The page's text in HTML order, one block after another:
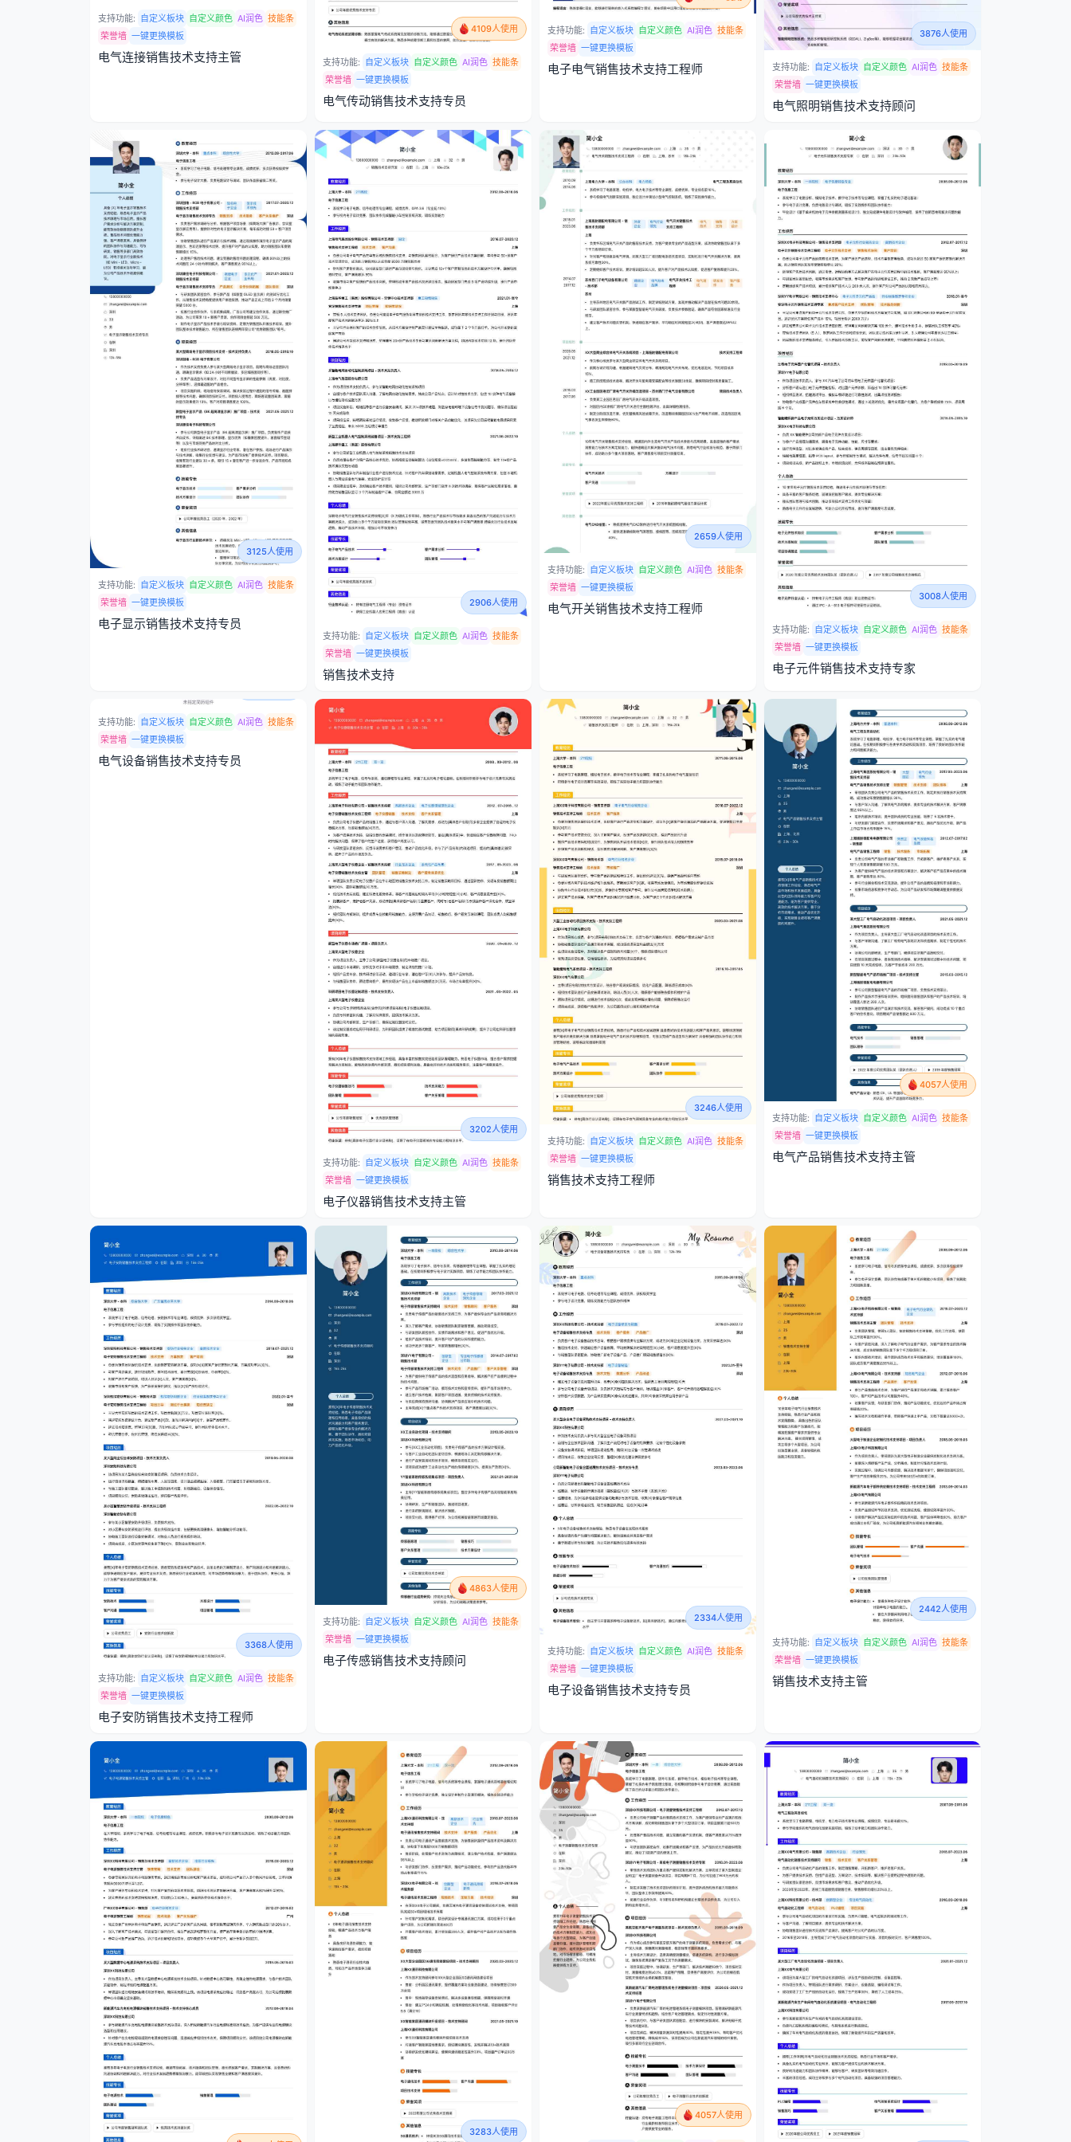
支持功能: 自定义板块 自定义颜色 AI润色 技能条
荣誉墙 一键更换模板
电气连接销售技术支持主管
4109人使用
支持功能: 自定义板块 自定义颜色 AI润色 技能条
荣誉墙 一键更换模板
电气传动销售技术支持专员
支持功能: 自定义板块 自定义颜色 AI润色 技能条
荣誉墙 一键更换模板
电子电气销售技术支持工程师
3876人使用
支持功能: 自定义板块 自定义颜色 AI润色 技能条
荣誉墙 一键更换模板
电气照明销售技术支持顾问
3125人使用
支持功能: 自定义板块 自定义颜色 AI润色 技能条
荣誉墙 一键更换模板
电子显示销售技术支持专员
2906人使用
支持功能: 自定义板块 自定义颜色 AI润色 技能条
荣誉墙 一键更换模板
销售技术支持
2659人使用
支持功能: 自定义板块 自定义颜色 AI润色 技能条
荣誉墙 一键更换模板
电气开关销售技术支持工程师
3008人使用
支持功能: 自定义板块 自定义颜色 AI润色 技能条
荣誉墙 一键更换模板
电子元件销售技术支持专家
支持功能: 自定义板块 自定义颜色 AI润色 技能条
荣誉墙 一键更换模板
电气设备销售技术支持专员
3202人使用
支持功能: 自定义板块 自定义颜色 AI润色 技能条
荣誉墙 一键更换模板
电子仪器销售技术支持主管
3246人使用
支持功能: 自定义板块 自定义颜色 AI润色 技能条
荣誉墙 一键更换模板
销售技术支持工程师
4057人使用
支持功能: 自定义板块 自定义颜色 AI润色 技能条
荣誉墙 一键更换模板
电气产品销售技术支持主管
3368人使用
支持功能: 自定义板块 自定义颜色 AI润色 技能条
荣誉墙 一键更换模板
电子安防销售技术支持工程师
4863人使用
支持功能: 自定义板块 自定义颜色 AI润色 技能条
荣誉墙 一键更换模板
电子传感销售技术支持顾问
2334人使用
支持功能: 自定义板块 自定义颜色 AI润色 技能条
荣誉墙 一键更换模板
电子设备销售技术支持专员
2442人使用
支持功能: 自定义板块 自定义颜色 AI润色 技能条
荣誉墙 一键更换模板
销售技术支持主管
3283人使用
4057人使用